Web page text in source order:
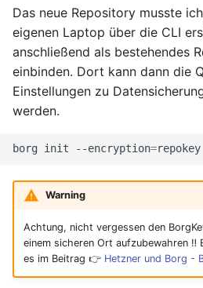
Oktober 2010
September 2010
Das neue Repository musste
eigenen Laptop über die CLI
anschließend als bestehendes
einbinden. Dort kann dann die
Einstellungen zu
werden.
borg init --encryption=repokey
Warning
Achtung, nicht vergessen den
einem sicheren Ort aufzubewahren ‼️
es im Beitrag 👉 Hetzner und Borg -